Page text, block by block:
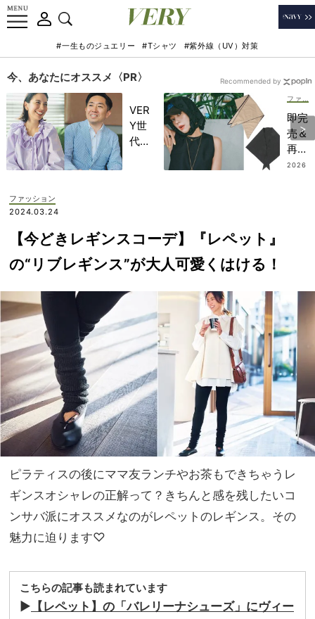
#一生ものジュエリー #Tシャツ #紫外線（UV）対策
今、あなたにオススメ〈PR〉
VER
Y世
代が
んと
考え
る
ぜ
今、
NO
T A
HO
TEL
な
の？
」
即完
売＆
再入
荷ア
も使
える
【U
Vス
カー
フ】
4選
2026
Recommended by
ファッション
2024.03.24
【今どきレギンスコーデ】『レペット』
の“リブレギンス”が大人可愛くはける！
ピラティスの後にママ友ランチやお茶もできちゃうレ
ギンスオシャレの正解って？きちんと感を残したいコ
ンサバ派にオススメなのがレペットのレギンス。その
魅力に迫ります♡
こちらの記事も読まれています
▶︎ 【レペット】の「バレリーナシューズ」にヴィー